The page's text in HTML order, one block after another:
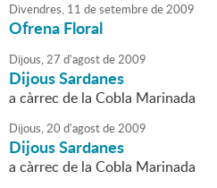
Divendres, 11 desetembrede2009
Ofrena Floral
Dijous,27 d'agostde2009
Dijous Sardanes
a càrrec de la Cobla Marinada
Dijous,20 d'agostde2009
Dijous Sardanes
a càrrec de la Cobla Marinada